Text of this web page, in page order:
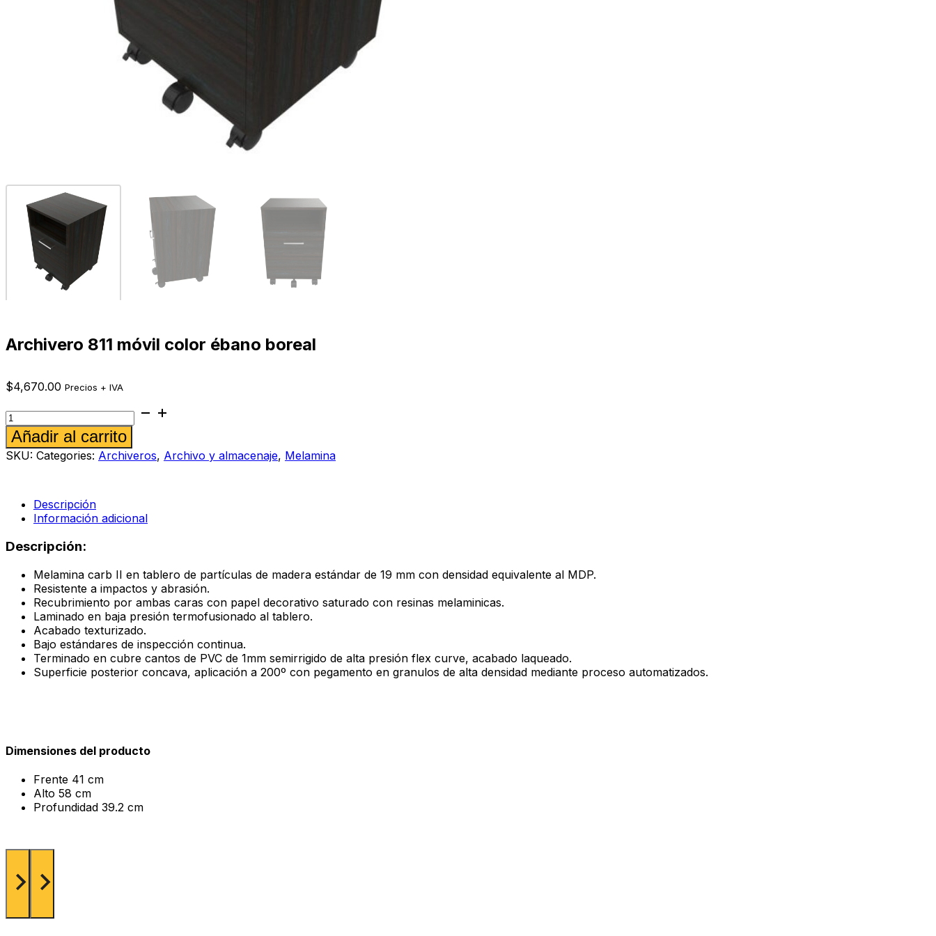
Archivero 811 móvil color ébano boreal
$4,670.00 Precios + IVA
Archivero
811
móvil
color
ébano
Añadir al carrito
SKU: Categories: Archiveros, Archivo y almacenaje, Melamina
Descripción
Información adicional
Descripción:
Melamina carb II en tablero de partículas de madera estándar de 19 mm con densidad equivalente al MDP.
Resistente a impactos y abrasión.
Recubrimiento por ambas caras con papel decorativo saturado con resinas melaminicas.
Laminado en baja presión termofusionado al tablero.
Acabado texturizado.
Bajo estándares de inspección continua.
Terminado en cubre cantos de PVC de 1mm semirrigido de alta presión flex curve, acabado laqueado.
Superficie posterior concava, aplicación a 200º con pegamento en granulos de alta densidad mediante proceso automatizados.
Dimensiones del producto
Frente 41 cm
Alto 58 cm
Profundidad 39.2 cm